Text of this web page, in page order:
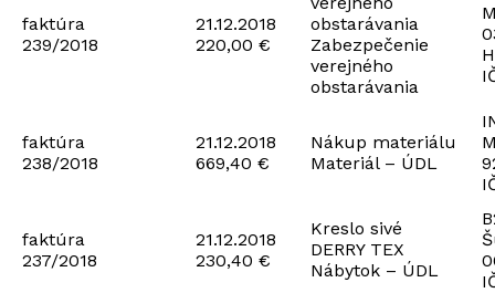
faktúra
239/2018
21.12.2018
220,00 €
obstarávania
Zabezpečenie
verejného
obstarávania
faktúra
238/2018
21.12.2018
669,40 €
Nákup materiálu
Materiál – ÚDL
faktúra
237/2018
21.12.2018
230,40 €
Kreslo sivé
DERRY TEX
Nábytok – ÚDL